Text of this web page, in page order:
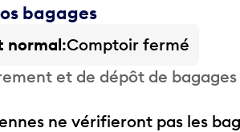
bagages
normal Comptoir fermé
et de dépôt de
ne vérifieront pas les